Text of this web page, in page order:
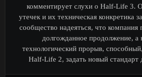
комментирует слухи о Half-Life 3.
утечек и их техническая конкретика
сообщество надеяться, что компания
долгожданное продолжение, а
технологический прорыв,
Half-Life 2, задать новый стандарт